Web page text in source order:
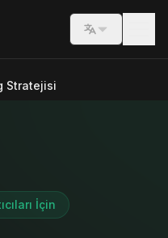
Switch
Stratejisi
İçin